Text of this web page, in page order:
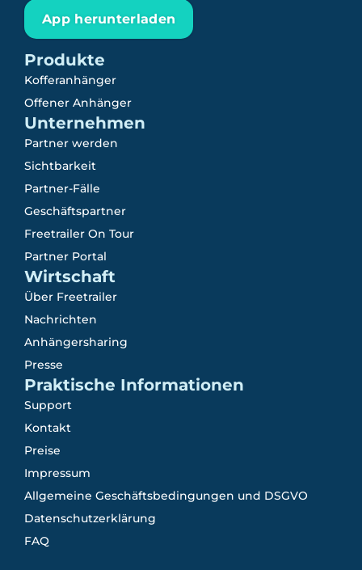
App herunterladen
Produkte
Kofferanhänger
Offener Anhänger
Unternehmen
Partner werden
Sichtbarkeit
Partner-Fälle
Geschäftspartner
Freetrailer On Tour
Partner Portal
Wirtschaft
Über Freetrailer
Nachrichten
Anhängersharing
Presse
Praktische Informationen
Support
Kontakt
Preise
Impressum
Allgemeine Geschäftsbedingungen und DSGVO
Datenschutzerklärung
FAQ